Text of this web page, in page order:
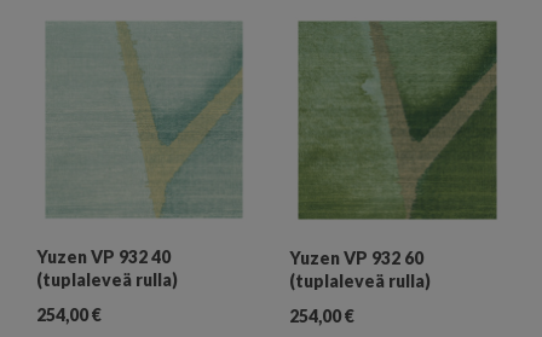
Yuzen VP 932 40
(tuplaleveä rulla)
254,00€
Yuzen VP 932 60
(tuplaleveä rulla)
254,00€